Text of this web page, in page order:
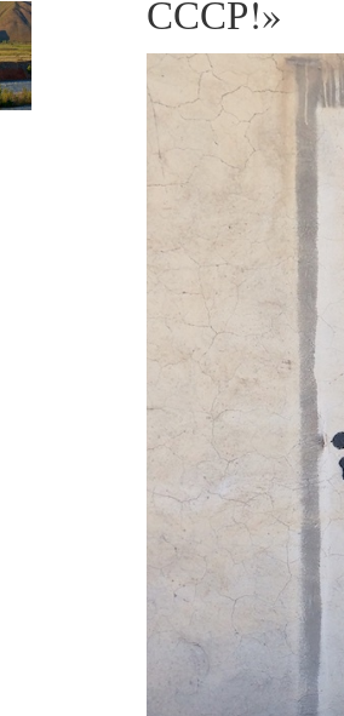
СССР!»